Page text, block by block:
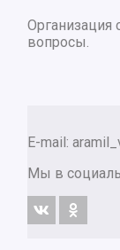
Организация
вопросы.
E-mail:
Мы в